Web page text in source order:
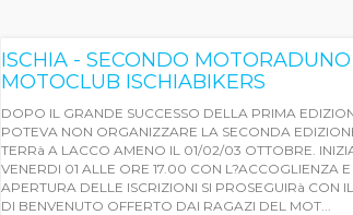
ISCHIA - SECONDO
MOTOCLUB ISCHIABIKERS
DOPO IL GRANDE SUCCESSO DELLA PRIMA
POTEVA NON ORGANIZZARE LA SECONDA
TERRà A LACCO AMENO IL 01/02/03 OTTOBRE.
VENERDI 01 ALLE ORE 17.00 CON L?ACCOGLIENZA E
APERTURA DELLE ISCRIZIONI SI PROSEGUIRà CON
DI BENVENUTO OFFERTO DAI RAGAZI DEL MOT...